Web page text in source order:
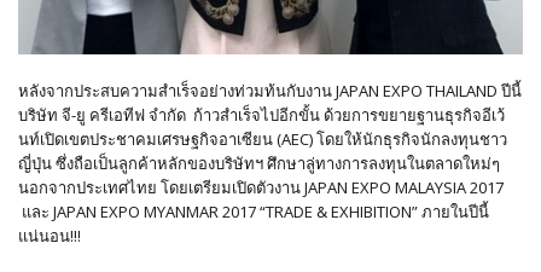
หลังจากประสบความสำเร็จอย่างท่วมท้นกับงาน JAPAN EXPO THAILAND ปีนี้
บริษัท จี-ยู ครีเอทีฟ จำกัด ก้าวสำเร็จไปอีกขั้น ด้วยการขยายฐานธุรกิจอีเว้
นท์เปิดเขตประชาคมเศรษฐกิจอาเซียน (AEC) โดยให้นักธุรกิจนักลงทุนชาว
ญี่ปุ่น ซึ่งถือเป็นลูกค้าหลักของบริษัทฯ ศึกษาลู่ทางการลงทุนในตลาดใหม่ๆ
นอกจากประเทศไทย โดยเตรียมเปิดตัวงาน JAPAN EXPO MALAYSIA 2017
และ JAPAN EXPO MYANMAR 2017 “TRADE & EXHIBITION” ภายในปีนี้
แน่นอน!!!